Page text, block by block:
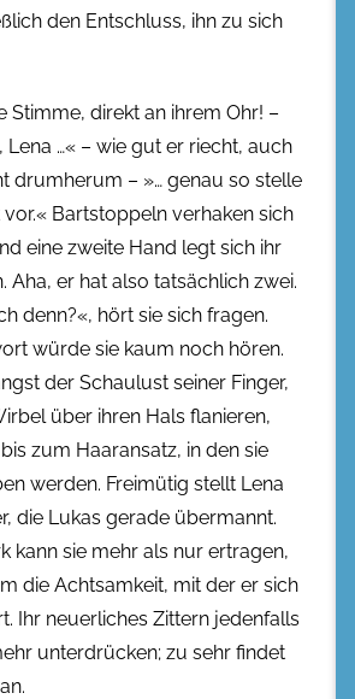
den Entschluss, ihn zu sich
Stimme, direkt an ihrem Ohr! –
Lena …« – wie gut er riecht, auch
drumherum – »… genau so stelle
vor.« Bartstoppeln verhaken sich
eine zweite Hand legt sich ihr
Aha, er hat also tatsächlich zwei.
denn?«, hört sie sich fragen.
würde sie kaum noch hören.
der Schaulust seiner Finger,
über ihren Hals flanieren,
zum Haaransatz, in den sie
werden. Freimütig stellt Lena
die Lukas gerade übermannt.
kann sie mehr als nur ertragen,
die Achtsamkeit, mit der er sich
Ihr neuerliches Zittern jedenfalls
unterdrücken; zu sehr findet